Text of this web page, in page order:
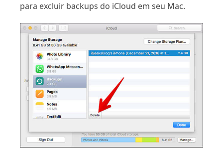
para excluir backups do iCloud em seu Mac.